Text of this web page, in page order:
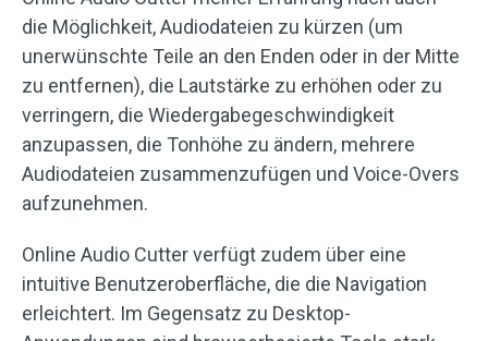
die Möglichkeit, Audiodateien zu kürzen (um
unerwünschte Teile an den Enden oder in der Mitte
zu entfernen), die Lautstärke zu erhöhen oder zu
verringern, die Wiedergabegeschwindigkeit
anzupassen, die Tonhöhe zu ändern, mehrere
Audiodateien zusammenzufügen und Voice-Overs
aufzunehmen.
Online Audio Cutter verfügt zudem über eine
intuitive Benutzeroberfläche, die die Navigation
erleichtert. Im Gegensatz zu Desktop-